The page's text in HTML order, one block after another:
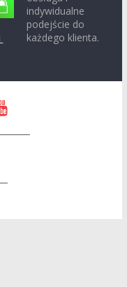
indywidualne
podejście do
każdego klienta.